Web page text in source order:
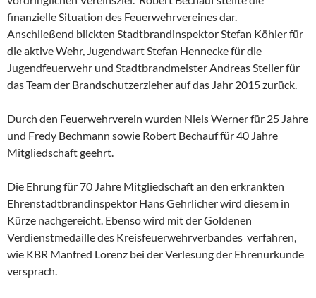
finanzielle Situation des Feuerwehrvereines dar.
Anschließend blickten Stadtbrandinspektor Stefan Köhler für
die aktive Wehr, Jugendwart Stefan Hennecke für die
Jugendfeuerwehr und Stadtbrandmeister Andreas Steller für
das Team der Brandschutzerzieher auf das Jahr 2015 zurück.
Durch den Feuerwehrverein wurden Niels Werner für 25 Jahre
und Fredy Bechmann sowie Robert Bechauf für 40 Jahre
Mitgliedschaft geehrt.
Die Ehrung für 70 Jahre Mitgliedschaft an den erkrankten
Ehrenstadtbrandinspektor Hans Gehrlicher wird diesem in
Kürze nachgereicht. Ebenso wird mit der Goldenen
Verdienstmedaille des Kreisfeuerwehrverbandes verfahren,
wie KBR Manfred Lorenz bei der Verlesung der Ehrenurkunde
versprach.